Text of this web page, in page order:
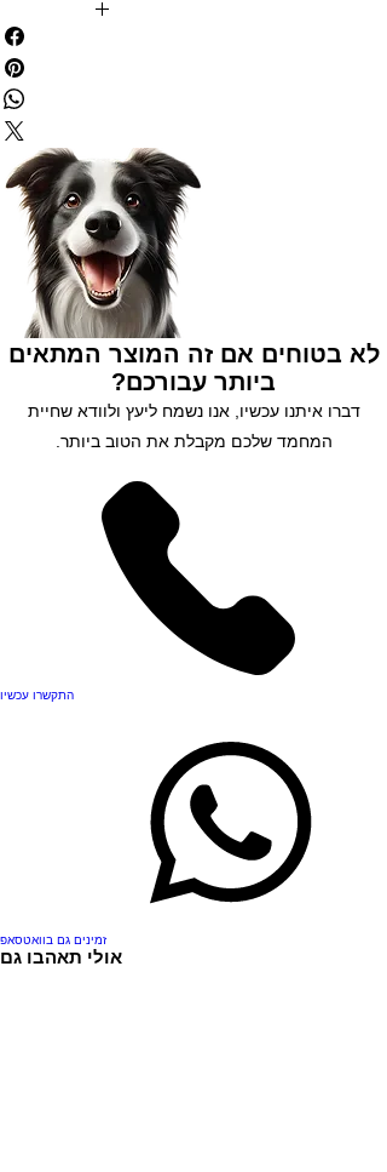
✅ הנחות לחברי מועדון
✅ צוברים נקודות בכל קנייה
נסו אותנו עוד היום 😘
לא בטוחים אם זה המוצר המתאים
ביותר עבורכם?
דברו איתנו עכשיו, אנו נשמח ליעץ ולוודא שחיית
המחמד שלכם מקבלת את הטוב ביותר.
התקשרו עכשיו
זמינים גם בוואטסאפ
אולי תאהבו גם